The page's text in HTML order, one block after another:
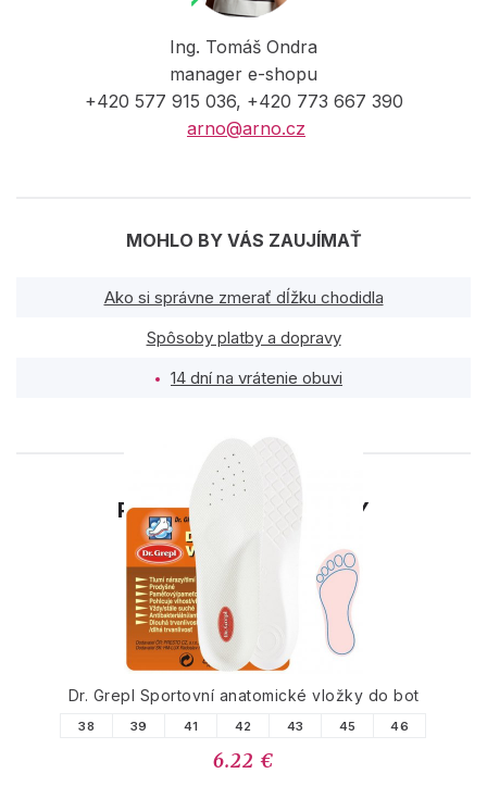
Ing. Tomáš Ondra
manager e-shopu
+420 577 915 036, +420 773 667 390
arno@arno.cz
MOHLO BY VÁS ZAUJÍMAŤ
Ako si správne zmerať dĺžku chodidla
Spôsoby platby a dopravy
14 dní na vrátenie obuvi
PODOBNÉ PRODUKTY
Dr. Grepl Sportovní anatomické vložky do bot
38 39 41 42 43 45 46
6.22 €